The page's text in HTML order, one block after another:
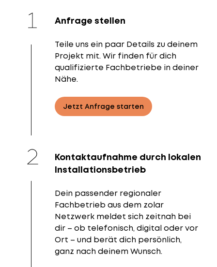
Anfrage stellen
Teile uns ein paar Details zu deinem
Projekt mit. Wir finden für dich
qualifizierte Fachbetriebe in deiner
Nähe.
Jetzt Anfrage starten
Kontaktaufnahme durch lokalen
Installationsbetrieb
Dein passender regionaler
Fachbetrieb aus dem zolar
Netzwerk meldet sich zeitnah bei
dir – ob telefonisch, digital oder vor
Ort – und berät dich persönlich,
ganz nach deinem Wunsch.